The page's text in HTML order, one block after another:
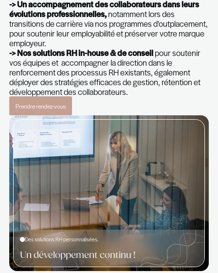
direction générale, les départements
représentants RH afin de garantir un
mesure et une coopération efficace dans leurs
liés à :
-> Une évaluation des compétences
potentiel et des aptitudes comportementales
candidats et collaborateurs pour soutenir vos
lors des recrutements, des mobilités internes et
développement des talents.
-> Un accompagnement des collaborateurs
évolutions professionnelles,notamment lors des
transitions de carrière via nos programmes
pour soutenir leur employabilité et préserver
employeur.
-> Nos solutions RH in-house & de conseil
vos équipes et accompagner la direction dans le
renforcement des processus RH existants,
déployer des stratégies efficaces de gestion,
développement des collaborateurs.
Prendre rendez-vous
Prendre rendez-vous